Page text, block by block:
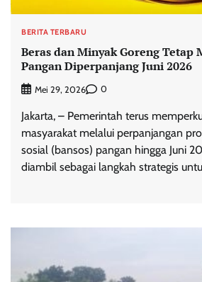
BERITA TERBARU
Beras dan Minyak Goreng Tetap
Pangan Diperpanjang Juni 2026
Mei 29, 2026 0
Jakarta, – Pemerintah terus
masyarakat melalui perpanjangan
sosial (bansos) pangan hingga Juni
diambil sebagai langkah strategis